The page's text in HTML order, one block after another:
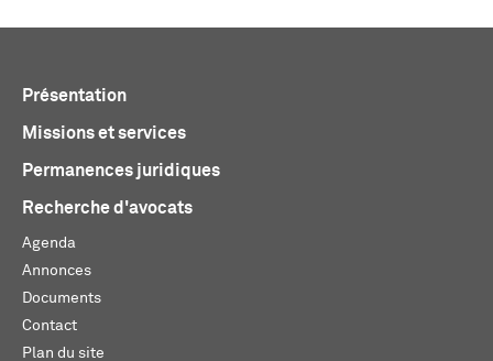
Présentation
Missions et services
Permanences juridiques
Recherche d'avocats
Agenda
Annonces
Documents
Contact
Plan du site